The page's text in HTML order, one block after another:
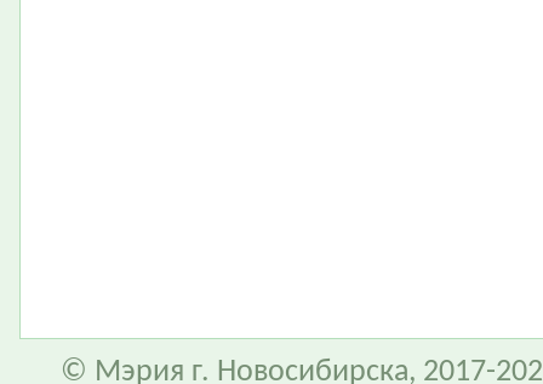
© Мэрия г. Новосибирска, 2017-